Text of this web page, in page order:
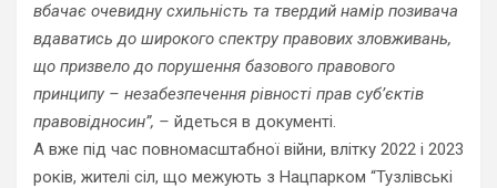
вбачає очевидну схильність та твердий намір позивача
вдаватись до широкого спектру правових зловживань,
що призвело до порушення базового правового
принципу – незабезпечення рівності прав суб’єктів
правовідносин”, – йдеться в документі.
А вже під час повномасштабної війни, влітку 2022 і 2023
років, жителі сіл, що межують з Нацпарком “Тузлівські